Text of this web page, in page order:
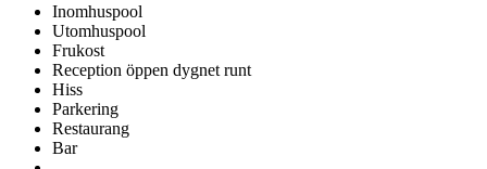
Inomhuspool
Utomhuspool
Frukost
Reception öppen dygnet runt
Hiss
Parkering
Restaurang
Bar